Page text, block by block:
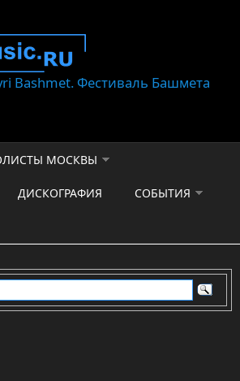
Bashmet. Фестиваль Башмета
МОСКВЫ
ДИСКОГРАФИЯ СОБЫТИЯ